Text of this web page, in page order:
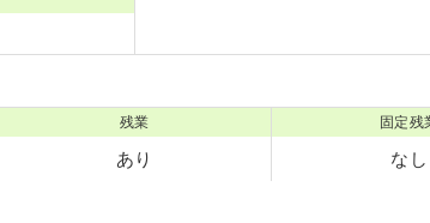
残業
あり
固定残
なし